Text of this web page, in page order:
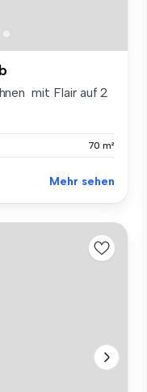
mit Flair auf 2
70 m²
Mehr sehen